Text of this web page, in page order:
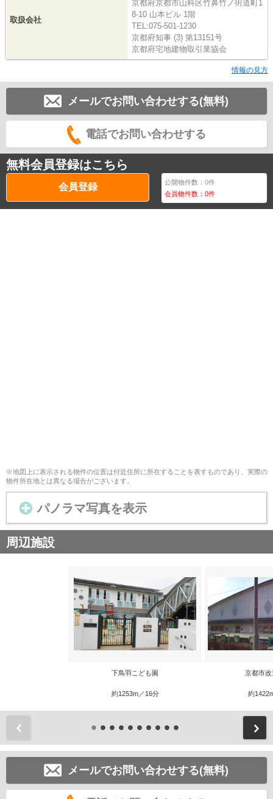
取扱会社
京都府京都市山科区竹鼻竹ノ街道町1
8-10 山本ビル 1階
TEL:075-501-1230
京都府知事 (3) 第13151号
京都府宅地建物取引業協会
情報の見方
メールでお問い合わせする(無料)
電話でお問い合わせする
無料会員登録はこちら
会員登録 公開物件数：0件
会員物件数：0件
※地図上に表示される物件の位置は付近住所に所在することを表すものであり、実際の
物件所在地とは異なる場合がございます。
パノラマ写真を表示
周辺施設
下鳥羽こども園
約1253m／16分
京都市
約
メールでお問い合わせする(無料)